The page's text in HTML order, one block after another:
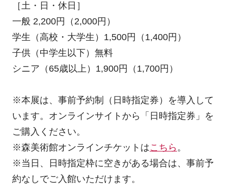
［土・日・休日］
一般 2,200円（2,000円）
学生（高校・大学生）1,500円（1,400円）
子供（中学生以下）無料
シニア（65歳以上）1,900円（1,700円）
※本展は、事前予約制（日時指定券）を導入して
います。オンラインサイトから「日時指定券」を
ご購入ください。
※森美術館オンラインチケットはこちら 。
※当日、日時指定枠に空きがある場合は、事前予
約なしでご入館いただけます。